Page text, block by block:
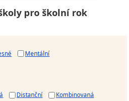
pro školní rok
Mentální
Distanční Kombinovaná